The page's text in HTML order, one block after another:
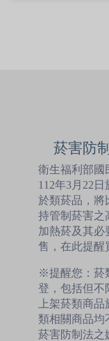
菸害防
衛生福利部國
112年3月22
於類菸品，將
持管制菸害之
加熱菸及其必
售，在此提醒
※提醒您：菸
登，包括但不
上架菸類商
類相關商品均
菸害防制法之